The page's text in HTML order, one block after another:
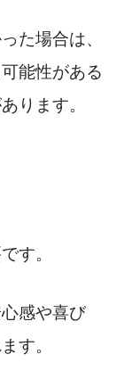
た場合は、
能性がある
ります。
す。
感や喜び
す。